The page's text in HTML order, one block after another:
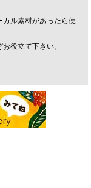
カル素材があったら便
役立て下さい。